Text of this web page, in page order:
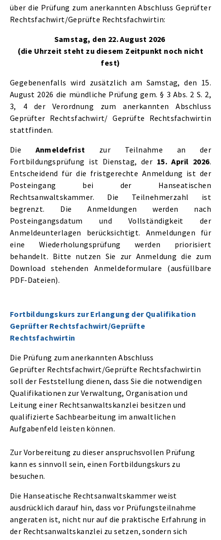
über die Prüfung zum anerkannten Abschluss Geprüfter
Rechtsfachwirt/Geprüfte Rechtsfachwirtin:
Samstag, den 22. August 2026
(die Uhrzeit steht zu diesem Zeitpunkt noch nicht
fest)
Gegebenenfalls wird zusätzlich am Samstag, den 15.
August 2026 die mündliche Prüfung gem. § 3 Abs. 2 S. 2,
3, 4 der Verordnung zum anerkannten Abschluss
Geprüfter Rechtsfachwirt/ Geprüfte Rechtsfachwirtin
stattfinden.
Die Anmeldefrist zur Teilnahme an der
Fortbildungsprüfung ist Dienstag, der 15. April 2026.
Entscheidend für die fristgerechte Anmeldung ist der
Posteingang bei der Hanseatischen
Rechtsanwaltskammer. Die Teilnehmerzahl ist
begrenzt. Die Anmeldungen werden nach
Posteingangsdatum und Vollständigkeit der
Anmeldeunterlagen berücksichtigt. Anmeldungen für
eine Wiederholungsprüfung werden priorisiert
behandelt. Bitte nutzen Sie zur Anmeldung die zum
Download stehenden Anmeldeformulare (ausfüllbare
PDF-Dateien).
Fortbildungskurs zur Erlangung der Qualifikation
Geprüfter Rechtsfachwirt/Geprüfte
Rechtsfachwirtin
Die Prüfung zum anerkannten Abschluss
Geprüfter Rechtsfachwirt/Geprüfte Rechtsfachwirtin
soll der Feststellung dienen, dass Sie die notwendigen
Qualifikationen zur Verwaltung, Organisation und
Leitung einer Rechtsanwaltskanzlei besitzen und
qualifizierte Sachbearbeitung im anwaltlichen
Aufgabenfeld leisten können.
Zur Vorbereitung zu dieser anspruchsvollen Prüfung
kann es sinnvoll sein, einen Fortbildungskurs zu
besuchen.
Die Hanseatische Rechtsanwaltskammer weist
ausdrücklich darauf hin, dass vor Prüfungsteilnahme
angeraten ist, nicht nur auf die praktische Erfahrung in
der Rechtsanwaltskanzlei zu setzen, sondern sich